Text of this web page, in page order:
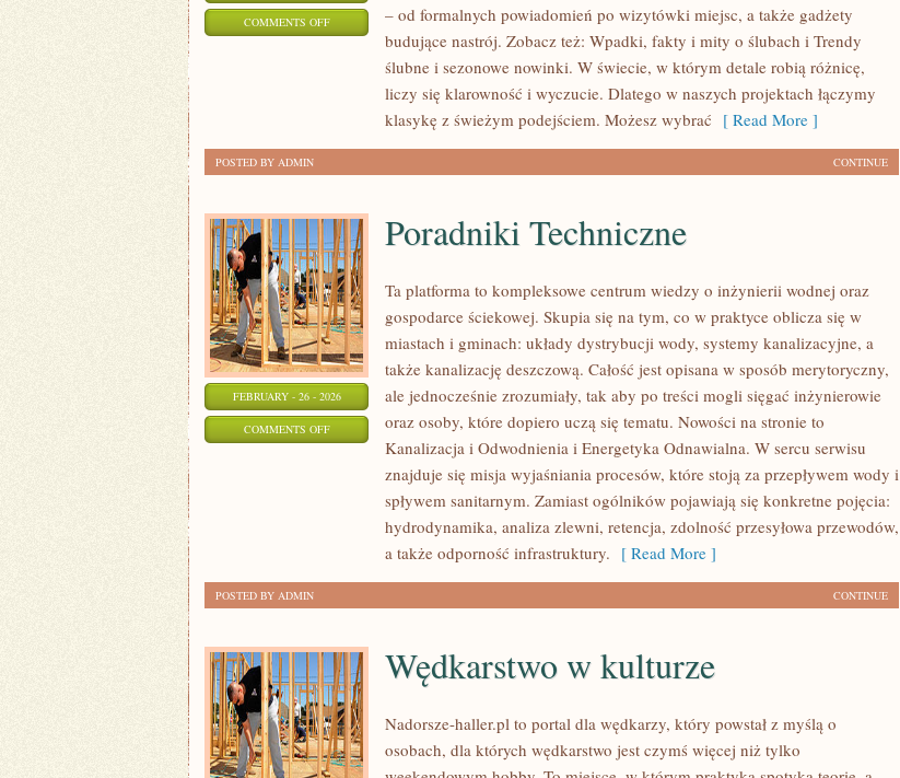
COMMENTS OFFON
– od formalnych powiadomień po wizytówki miejsc, a także gadżety
budujące nastrój. Zobacz też: Wpadki, fakty i mity o ślubach i Trendy
ślubne i sezonowe nowinki. W świecie, w którym detale robią różnicę,
liczy się klarowność i wyczucie. Dlatego w naszych projektach łączymy
klasykę z świeżym podejściem. Możesz wybrać [ Read More ]
CONTINUE
POSTED BY ADMIN
FEBRUARY - 26 - 2026
COMMENTS OFFON
PORADNIKI
TECHNICZNE
Poradniki Techniczne
Ta platforma to kompleksowe centrum wiedzy o inżynierii wodnej oraz
gospodarce ściekowej. Skupia się na tym, co w praktyce oblicza się w
miastach i gminach: układy dystrybucji wody, systemy kanalizacyjne, a
także kanalizację deszczową. Całość jest opisana w sposób merytoryczny,
ale jednocześnie zrozumiały, tak aby po treści mogli sięgać inżynierowie
oraz osoby, które dopiero uczą się tematu. Nowości na stronie to
Kanalizacja i Odwodnienia i Energetyka Odnawialna. W sercu serwisu
znajduje się misja wyjaśniania procesów, które stoją za przepływem wody i
spływem sanitarnym. Zamiast ogólników pojawiają się konkretne pojęcia:
hydrodynamika, analiza zlewni, retencja, zdolność przesyłowa przewodów,
a także odporność infrastruktury. [ Read More ]
CONTINUE
POSTED BY ADMIN
Wędkarstwo w kulturze
Nadorsze-haller.pl to portal dla wędkarzy, który powstał z myślą o
osobach, dla których wędkarstwo jest czymś więcej niż tylko